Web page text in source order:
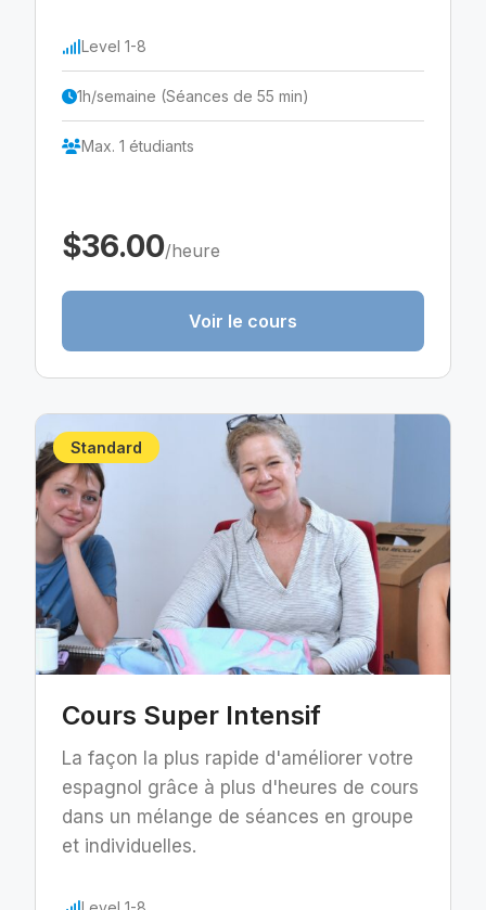
Level 1-8
1h/semaine (Séances de 55 min)
Max. 1 étudiants
$36.00/heure
Voir le cours
Standard
Cours Super Intensif
La façon la plus rapide d'améliorer votre
espagnol grâce à plus d'heures de cours
dans un mélange de séances en groupe
et individuelles.